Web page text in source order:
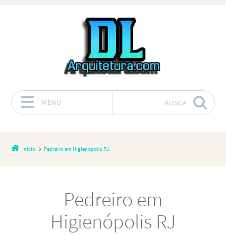
MENU BUSCA
Início Pedreiro em Higienópolis RJ
Pedreiro em
Higienópolis RJ